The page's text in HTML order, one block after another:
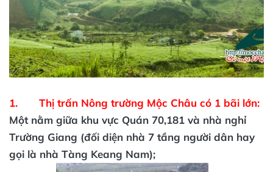
1. Thị trấn Nông trường Mộc Châu có 1 bãi lớn:
Một nằm giữa khu vực Quán 70,181 và nhà nghỉ
Trường Giang (đối diện nhà 7 tầng người dân hay
gọi là nhà Tàng Keang Nam);